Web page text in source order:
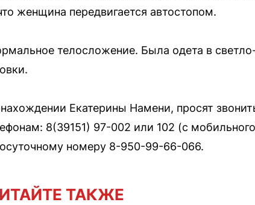
женщина передвигается автостопом.
телосложение. Была одета в
Екатерины Намени, просят
8(39151) 97-002 или 102 (с
номеру 8-950-99-66-066.
ТАКЖЕ